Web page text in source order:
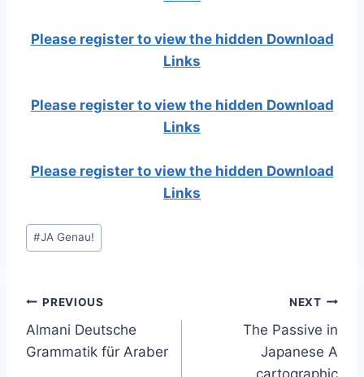
Please register to view the hidden Download
Links
Please register to view the hidden Download
Links
Please register to view the hidden Download
Links
Post
Tags:
#JA Genau!
Post
navigation
PREVIOUS
Almani Deutsche
Grammatik für Araber
NEXT
The Passive in
Japanese A